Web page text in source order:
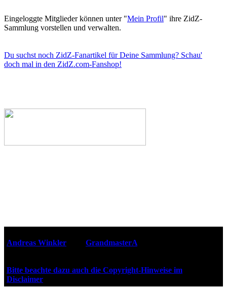
Eingeloggte Mitglieder können unter "Mein Profil" ihre ZidZ-
Sammlung vorstellen und verwalten.
Du suchst noch ZidZ-Fanartikel für Deine Sammlung? Schau'
doch mal in den ZidZ.com-Fanshop!
Andreas Winkler
GrandmasterA
Bitte beachte dazu auch die Copyright-Hinweise im
Disclaimer